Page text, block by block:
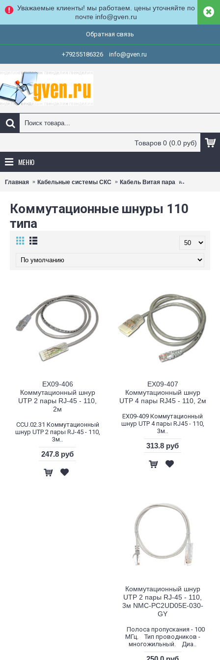
Уважаемые клиенты! мы работаем. цены уточняйте по
почте info@gven.ru
Обратная связь
+79255186326 info@gven.ru
Товаров 0 (0.0 руб)
МЕНЮ
Главная Кабельные системы СКС Кабель Витая пара Патч-корды
Коммутационные шнуры 110
типа
EX09-406
Коммутационный шнур
UTP 2 пары RJ-45 - 110,
2м
CCU.02.31 Коммутационный
шнур UTP 2 пары RJ-45 - 110,
3м..
247.8 руб
EX09-407
Коммутационный шнур
UTP 4 пары RJ45 - 110, 2м
EX09-409 Коммутационный
шнур UTP 4 пары RJ45 - 110,
3м..
313.8 руб
Коммутационный шнур
UTP 2 пары RJ-45 - 110,
3м NMC-PC2UD05E-030-
GY
Полоса пропускания - 100
МГц. Тип проводников -
многожильный. Диа..